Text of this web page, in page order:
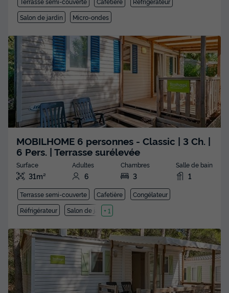
Salon de jardin
Micro-ondes
MOBILHOME 6 personnes - Classic | 3 Ch. |
6 Pers. | Terrasse surélevée
Surface
31m²
Adultes
6
Chambres
3
Salle de bain
1
Terrasse semi-couverte Cafetière
Congélateur
Réfrigérateur
Salon de jardin
+ 1